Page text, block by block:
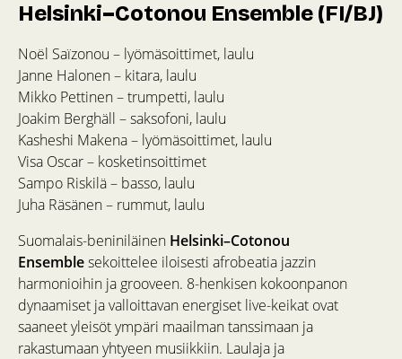
Helsinki–Cotonou Ensemble (FI/BJ)
Noël Saïzonou – lyömäsoittimet, laulu
Janne Halonen – kitara, laulu
Mikko Pettinen – trumpetti, laulu
Joakim Berghäll – saksofoni, laulu
Kasheshi Makena – lyömäsoittimet, laulu
Visa Oscar – kosketinsoittimet
Sampo Riskilä – basso, laulu
Juha Räsänen – rummut, laulu
Suomalais-beniniläinen Helsinki–Cotonou
Ensemblesekoittelee iloisesti afrobeatia jazzin
harmonioihin ja grooveen. 8-henkisen kokoonpanon
dynaamiset ja valloittavan energiset live-keikat ovat
saaneet yleisöt ympäri maailman tanssimaan ja
rakastumaan yhtyeen musiikkiin. Laulaja ja